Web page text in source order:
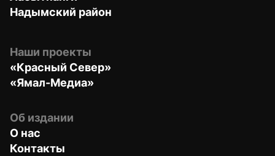
Надымский район
Наши проекты
«Красный Север»
«Ямал-Медиа»
Об издании
О нас
Контакты